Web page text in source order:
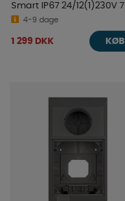
Smart IP67 24/12(1)230V
4-9 dage
1 299 DKK